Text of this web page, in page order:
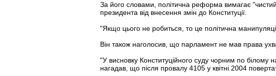
За його словами, політична реформа вимагає
президента від внесення змін до Конституції.
"Якщо цього не робиться, то це політична
Він також наголосив, що парламент не мав права
"У висновку Конституційного суду чорним по
нагадав, що після провалу 4105 у квітні 2004